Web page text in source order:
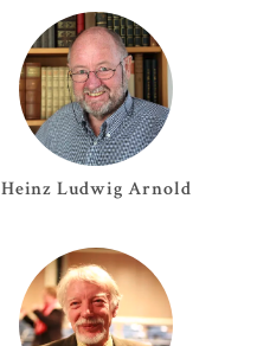
Heinz Ludwig Arnold